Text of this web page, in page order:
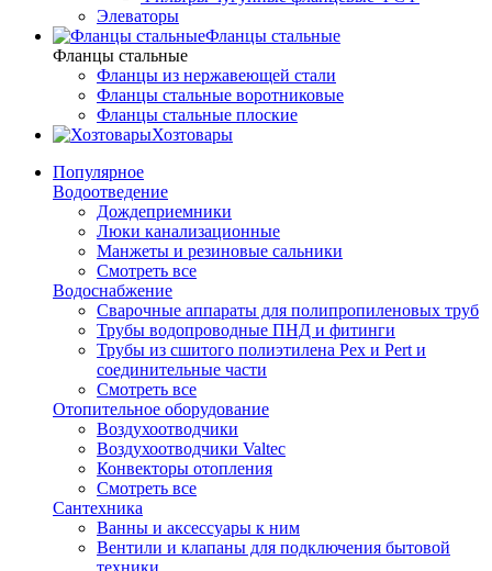
Элеваторы
Фланцы стальные
Фланцы стальные
Фланцы из нержавеющей стали
Фланцы стальные воротниковые
Фланцы стальные плоские
Хозтовары
Популярное
Водоотведение
Дождеприемники
Люки канализационные
Манжеты и резиновые сальники
Смотреть все
Водоснабжение
Сварочные аппараты для полипропиленовых труб
Трубы водопроводные ПНД и фитинги
Трубы из сшитого полиэтилена Pex и Pert и
соединительные части
Смотреть все
Отопительное оборудование
Воздухоотводчики
Воздухоотводчики Valtec
Конвекторы отопления
Смотреть все
Сантехника
Ванны и аксессуары к ним
Вентили и клапаны для подключения бытовой
техники